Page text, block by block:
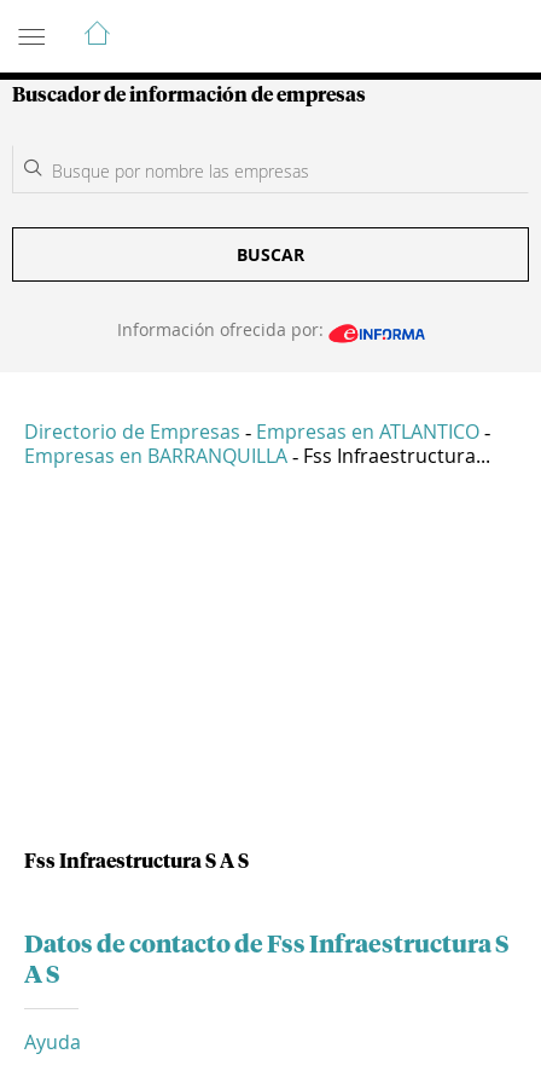
Guía de Empresas Colombianas
Buscador de información de empresas
BUSCAR
Información ofrecida por:
Directorio de Empresas - Empresas en ATLANTICO -
Empresas en BARRANQUILLA - Fss Infraestructura...
Fss Infraestructura S A S
Datos de contacto de Fss Infraestructura S
A S
Ayuda